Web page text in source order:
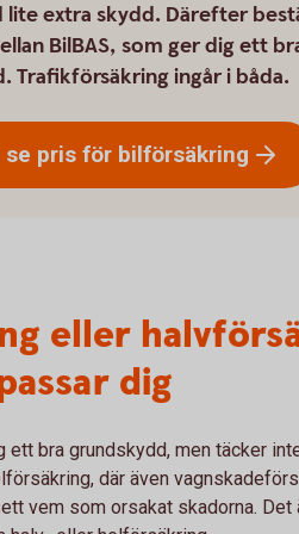
extra skydd. Därefter
BilBAS, som ger dig ett
Trafikförsäkring ingår i båda.
se pris för bilförsäkring
eller
dig
ett bra grundskydd, men täcker
där även
vem som orsakat skadorna. Det